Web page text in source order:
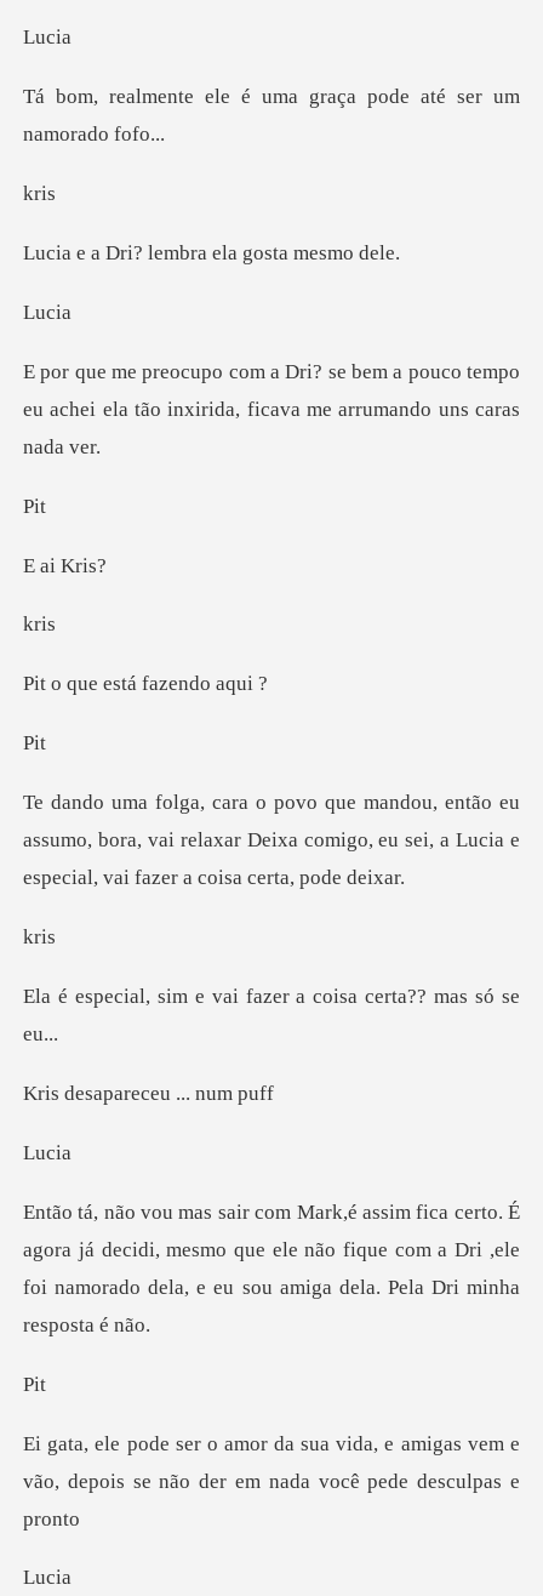
u
é uma graça pode até s
r
lembra ela go
u
a pouco tempo
eu achei ela tão inxirida,
i
i K
r
está faz
i
assumo, bora, vai relaxar Deixa comigo, eu sei, a L
r
vai fazer a coisa ce
pareceu .
u
já decidi, mesmo que ele não fique com a Dri ,ele
foi namo
i
da, e amigas vem e
vão, depois se não
u